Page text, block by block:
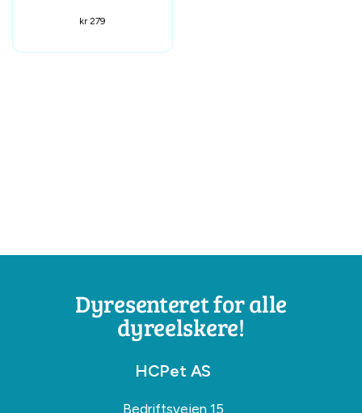
kr 279
Dyresenteret for alle
dyreelskere!
HCPet AS
Bedriftsveien 15